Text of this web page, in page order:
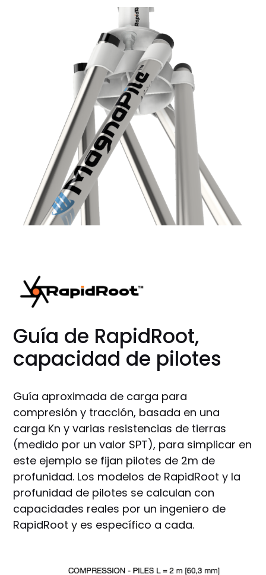
Guía de RapidRoot,
capacidad de pilotes
Guía aproximada de carga para
compresión y tracción, basada en una
carga Kn y varias resistencias de tierras
(medido por un valor SPT), para simplicar en
este ejemplo se fijan pilotes de 2m de
profunidad. Los modelos de RapidRoot y la
profunidad de pilotes se calculan con
capacidades reales por un ingeniero de
RapidRoot y es específico a cada.